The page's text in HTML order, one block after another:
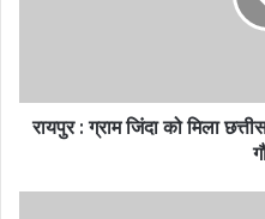
रायपुर : ग्राम जिंदा को मिला